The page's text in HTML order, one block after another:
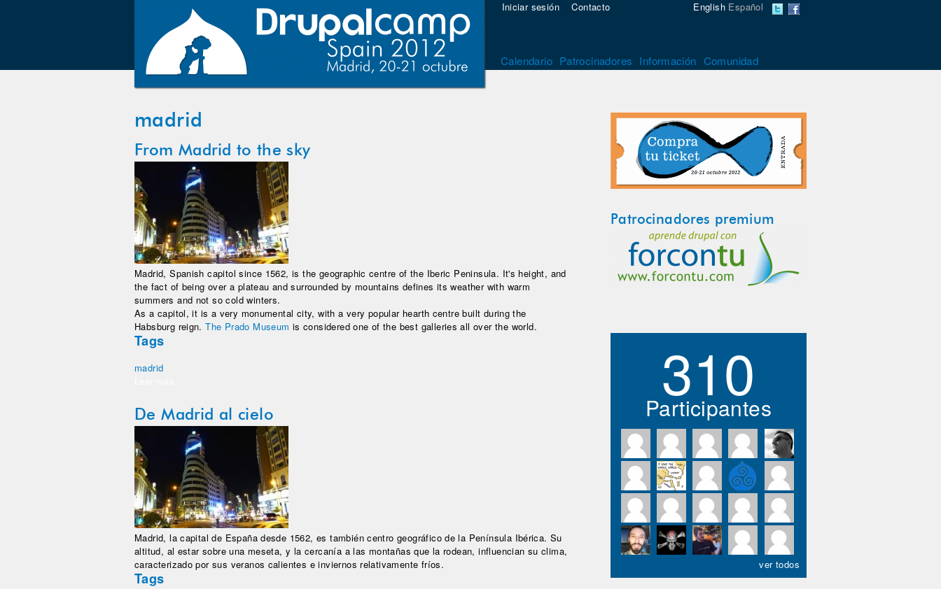
English Español
Iniciar sesión Contacto
Calendario Patrocinadores Información Comunidad
madrid
From Madrid to the sky
Madrid, Spanish capitol since 1562, is the geographic centre of the Iberic Peninsula. It's height, and
the fact of being over a plateau and surrounded by mountains defines its weather with warm
summers and not so cold winters.
As a capitol, it is a very monumental city, with a very popular hearth centre built during the
Habsburg reign.The Prado Museum is considered one of the best galleries all over the world.
Tags
madrid
De Madrid al cielo
Madrid, la capital de España desde 1562, es también centro geográfico de la Península Ibérica. Su
altitud, al estar sobre una meseta, y la cercanía a las montañas que la rodean, influencian su clima,
caracterizado por sus veranos calientes e inviernos relativamente fríos.
Tags
Patrocinadores premium
310
Participantes
ver todos